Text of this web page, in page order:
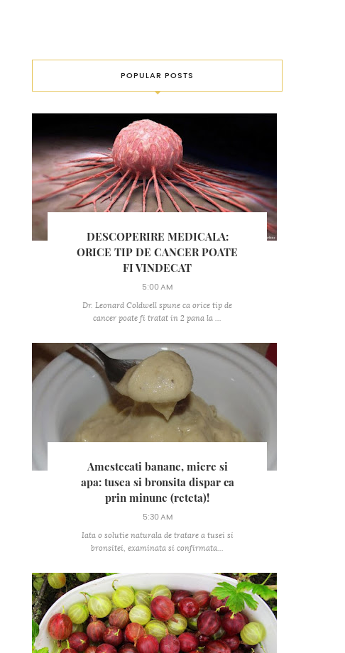
POPULAR POSTS
DESCOPERIRE MEDICALA:
ORICE TIP DE CANCER POATE
FI VINDECAT
5:00 AM
Dr. Leonard Coldwell spune ca orice tip de
cancer poate fi tratat in 2 pana la ...
Amestecati banane, miere si
apa: tusea si bronsita dispar ca
prin minune (reteta)!
5:30 AM
Iata o solutie naturala de tratare a tusei si
bronsitei, examinata si confirmata...